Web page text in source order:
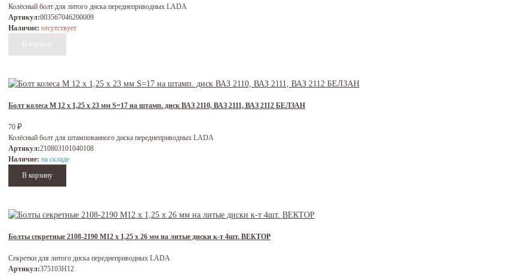
Колёсный болт для литого диска переднеприводных LADA
Артикул:003567046200009
Наличие: отсутствует
Болт колеса М 12 х 1,25 х 23 мм S=17 на штамп. диск ВАЗ 2110, ВАЗ 2111, ВАЗ 2112 БЕЛЗАН
70 ₽
Колёсный болт для штампованного диска переднеприводных LADA
Артикул:210803101040108
Наличие: на складе
Болты секретные 2108-2190 М12 х 1,25 х 26 мм на литые диски к-т 4шт. ВЕКТОР
Секретки для литого диска переднеприводных LADA
Артикул:375103H12